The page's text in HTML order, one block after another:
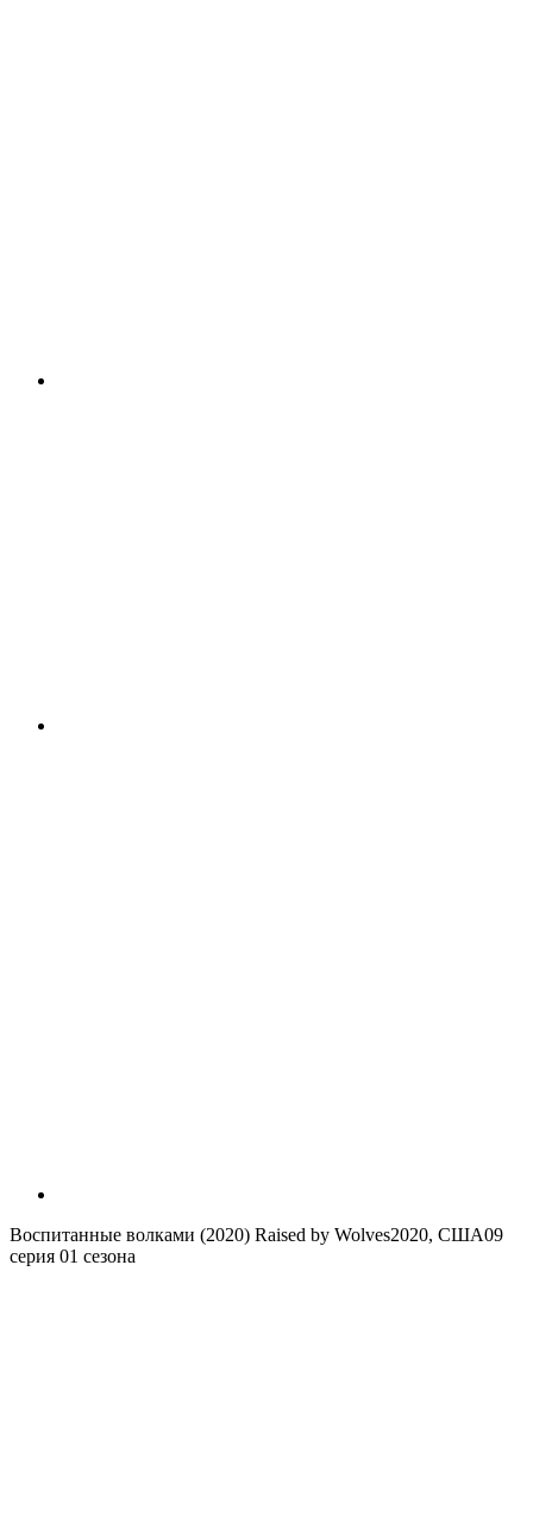
Воспитанные волками (2020) Raised by Wolves2020, США09
серия 01 сезона